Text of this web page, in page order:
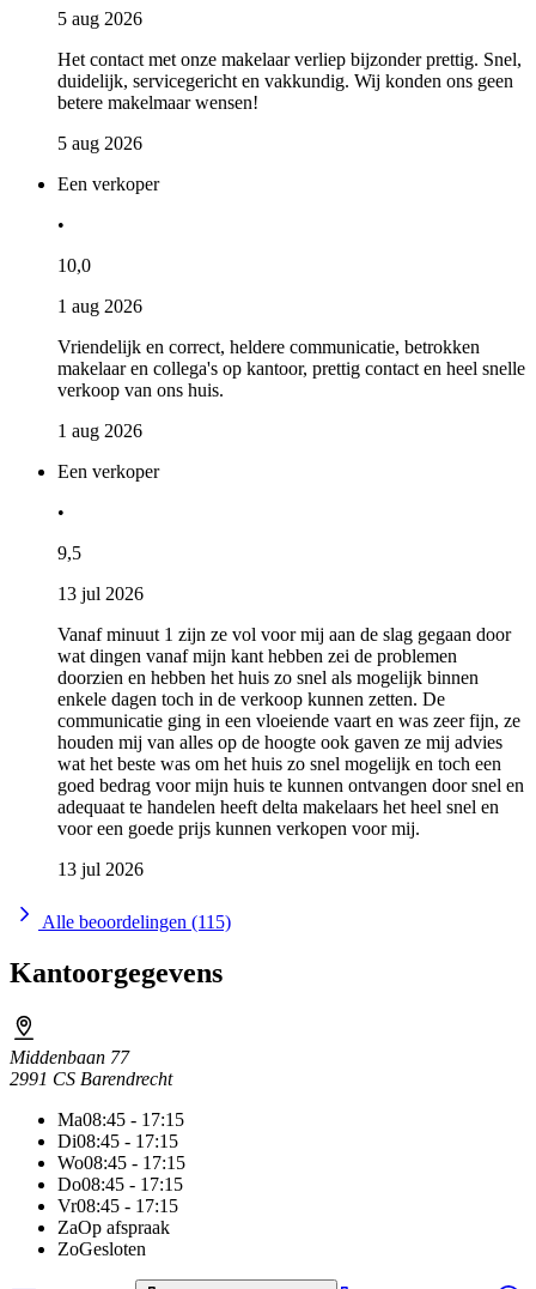
5 aug 2026
Het contact met onze makelaar verliep bijzonder prettig. Snel,
duidelijk, servicegericht en vakkundig. Wij konden ons geen
betere makelmaar wensen!
5 aug 2026
Een verkoper
•
10,0
1 aug 2026
Vriendelijk en correct, heldere communicatie, betrokken
makelaar en collega's op kantoor, prettig contact en heel snelle
verkoop van ons huis.
1 aug 2026
Een verkoper
•
9,5
13 jul 2026
Vanaf minuut 1 zijn ze vol voor mij aan de slag gegaan door
wat dingen vanaf mijn kant hebben zei de problemen
doorzien en hebben het huis zo snel als mogelijk binnen
enkele dagen toch in de verkoop kunnen zetten. De
communicatie ging in een vloeiende vaart en was zeer fijn, ze
houden mij van alles op de hoogte ook gaven ze mij advies
wat het beste was om het huis zo snel mogelijk en toch een
goed bedrag voor mijn huis te kunnen ontvangen door snel en
adequaat te handelen heeft delta makelaars het heel snel en
voor een goede prijs kunnen verkopen voor mij.
13 jul 2026
Alle beoordelingen (115)
Kantoorgegevens
Middenbaan 77
2991 CS Barendrecht
Ma08:45 - 17:15
Di08:45 - 17:15
Wo08:45 - 17:15
Do08:45 - 17:15
Vr08:45 - 17:15
ZaOp afspraak
ZoGesloten